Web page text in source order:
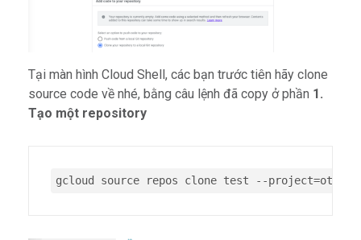
Tại màn hình Cloud Shell, các bạn trước tiên hãy clone
source code về nhé, bằng câu lệnh đã copy ở phần 1.
Tạo một repository
gcloud source repos clone test --